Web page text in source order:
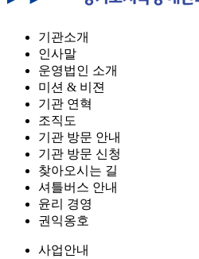
기관소개
인사말
운영법인 소개
미션 & 비젼
기관 연혁
조직도
기관 방문 안내
기관 방문 신청
찾아오시는 길
셔틀버스 안내
윤리 경영
권익옹호
사업안내